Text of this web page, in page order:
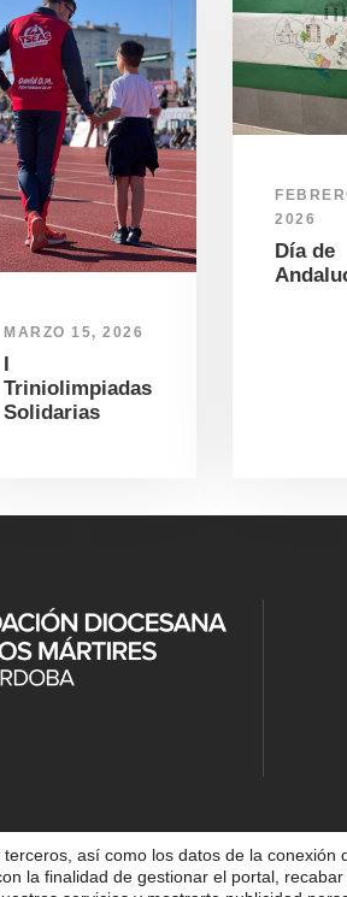
MARZO 15, 2026
I
Triniolimpiadas
Solidarias
2026
Día de
así como los datos de la conexión
la finalidad de gestionar el portal,